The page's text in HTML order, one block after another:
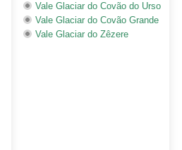
Vale Glaciar do Covão do Urso
Vale Glaciar do Covão Grande
Vale Glaciar do Zêzere